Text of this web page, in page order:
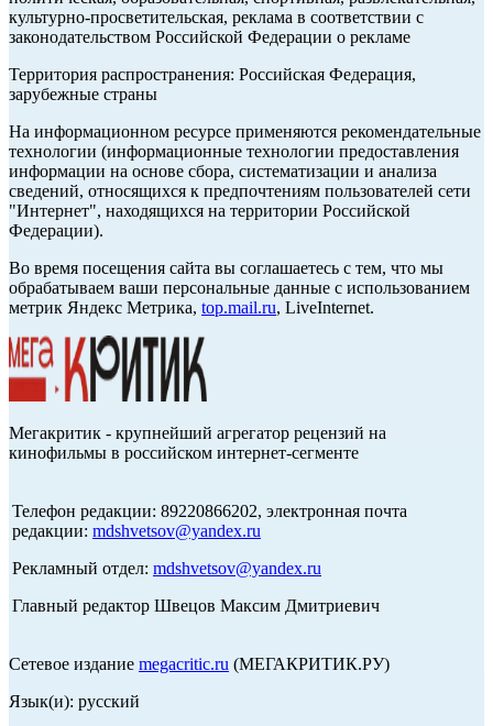
культурно-просветительская, реклама в соответствии с
законодательством Российской Федерации о рекламе
Территория распространения: Российская Федерация,
зарубежные страны
На информационном ресурсе применяются рекомендательные
технологии (информационные технологии предоставления
информации на основе сбора, систематизации и анализа
сведений, относящихся к предпочтениям пользователей сети
"Интернет", находящихся на территории Российской
Федерации).
Во время посещения сайта вы соглашаетесь с тем, что мы
обрабатываем ваши персональные данные с использованием
метрик Яндекс Метрика, top.mail.ru, LiveInternet.
Мегакритик - крупнейший агрегатор рецензий на
кинофильмы в российском интернет-сегменте
Телефон редакции: 89220866202, электронная почта
редакции: mdshvetsov@yandex.ru
Рекламный отдел: mdshvetsov@yandex.ru
Главный редактор Швецов Максим Дмитриевич
Сетевое издание megacritic.ru (МЕГАКРИТИК.РУ)
Язык(и): русский